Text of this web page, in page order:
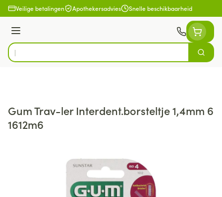
Ga naar de inhoud
Veilige betalingen Apothekersadvies Snelle beschikbaarheid
Menu
Product, merk, categorie...
Zoek
Gum Trav-ler Interdent.borsteltje 1,4mm 6
1612m6